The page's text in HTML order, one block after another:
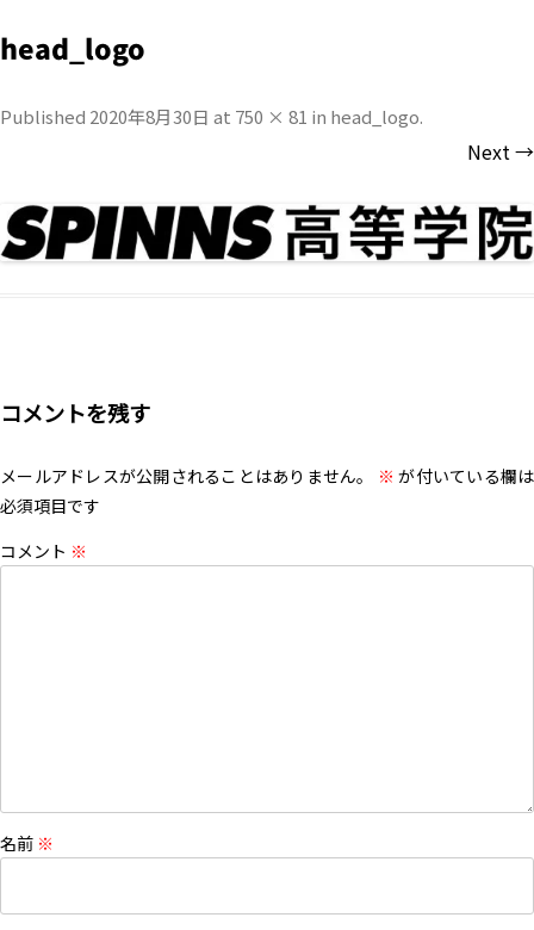
head_logo
Published 2020年8月30日 at 750 × 81 in head_logo.
Next →
コメントを残す
メールアドレスが公開されることはありません。 ※ が付いている欄は
必須項目です
コメント ※
名前 ※